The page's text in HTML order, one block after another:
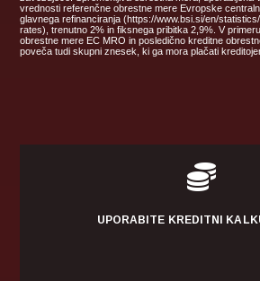
vrednosti referenčne obrestne mere Evropske
glavnega refinanciranja (https://www.bsi.si/en/
rates), trenutno 2% in fiksnega pribitka 2,9%. V
obrestne mere EC MRO in posledično kreditne
poveča tudi skupni znesek, ki ga mora plačati

UPORABITE KREDITNI